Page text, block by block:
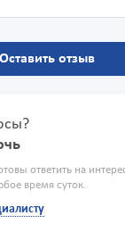
Оставить отзыв
ответить на
время суток.